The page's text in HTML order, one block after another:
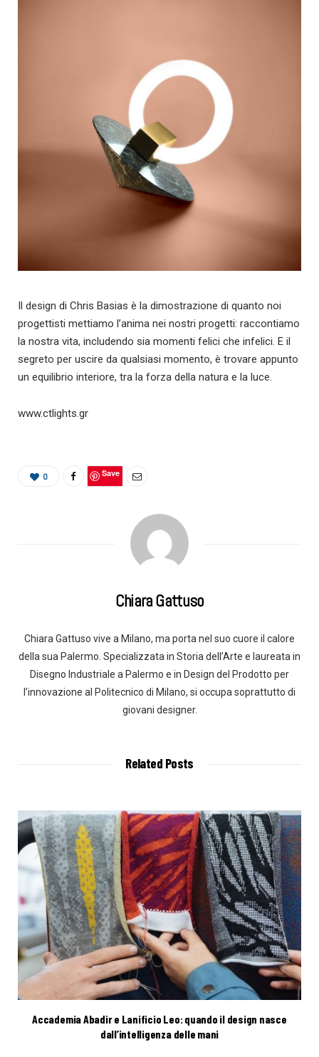
Il design di Chris Basias è la dimostrazione di quanto noi
progettisti mettiamo l’anima nei nostri progetti: raccontiamo
la nostra vita, includendo sia momenti felici che infelici. E il
segreto per uscire da qualsiasi momento, è trovare appunto
un equilibrio interiore, tra la forza della natura e la luce.
www.ctlights.gr
0 Save
Chiara Gattuso
Chiara Gattuso vive a Milano, ma porta nel suo cuore il calore
della sua Palermo. Specializzata in Storia dell’Arte e laureata in
Disegno Industriale a Palermo e in Design del Prodotto per
l’innovazione al Politecnico di Milano, si occupa soprattutto di
giovani designer.
Related Posts
Accademia Abadir e Lanificio Leo: quando il design nasce
dall’intelligenza delle mani